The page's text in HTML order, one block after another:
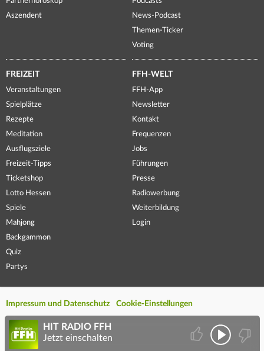
Aszendent
News-Podcast
Themen-Ticker
Voting
FREIZEIT
Veranstaltungen
Spielplätze
Rezepte
Meditation
Ausflugsziele
Freizeit-Tipps
Ticketshop
Lotto Hessen
Spiele
Mahjong
Backgammon
Quiz
Partys
FFH-WELT
FFH-App
Newsletter
Kontakt
Frequenzen
Jobs
Führungen
Presse
Radiowerbung
Weiterbildung
Login
Impressum und Datenschutz Cookie-Einstellungen
HIT RADIO FFH
Jetzt einschalten